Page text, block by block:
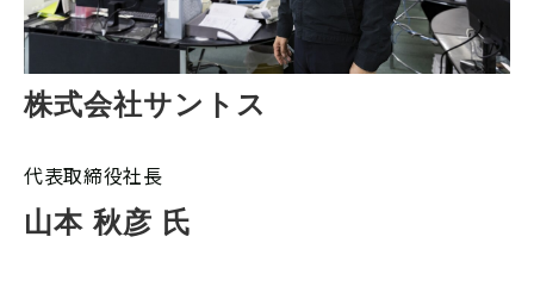
株式会社サントス
代表取締役社長
山本 秋彦 氏